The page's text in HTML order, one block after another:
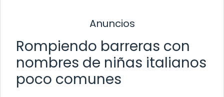
Anuncios
Rompiendo barreras con
nombres de niñas italianos
poco comunes